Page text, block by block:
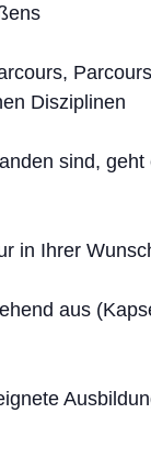
Parcours
Disziplinen
sind,
in Ihrer
aus